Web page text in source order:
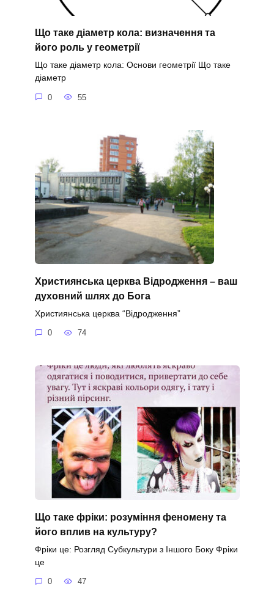
Що таке діаметр кола: визначення та
його роль у геометрії
Що таке діаметр кола: Основи геометрії Що таке
діаметр
0 55
Християнська церква Відродження – ваш
духовний шлях до Бога
Християнська церква “Відродження”
0 74
Що таке фріки: розуміння феномену та
його вплив на культуру?
Фріки це: Розгляд Субкультури з Іншого Боку Фріки
це
0 47